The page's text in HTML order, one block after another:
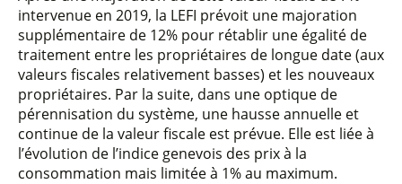
intervenue en 2019, la LEFI prévoit une majoration
supplémentaire de 12% pour rétablir une égalité de
traitement entre les propriétaires de longue date (aux
valeurs fiscales relativement basses) et les nouveaux
propriétaires. Par la suite, dans une optique de
pérennisation du système, une hausse annuelle et
continue de la valeur fiscale est prévue. Elle est liée à
l’évolution de l’indice genevois des prix à la
consommation mais limitée à 1% au maximum.